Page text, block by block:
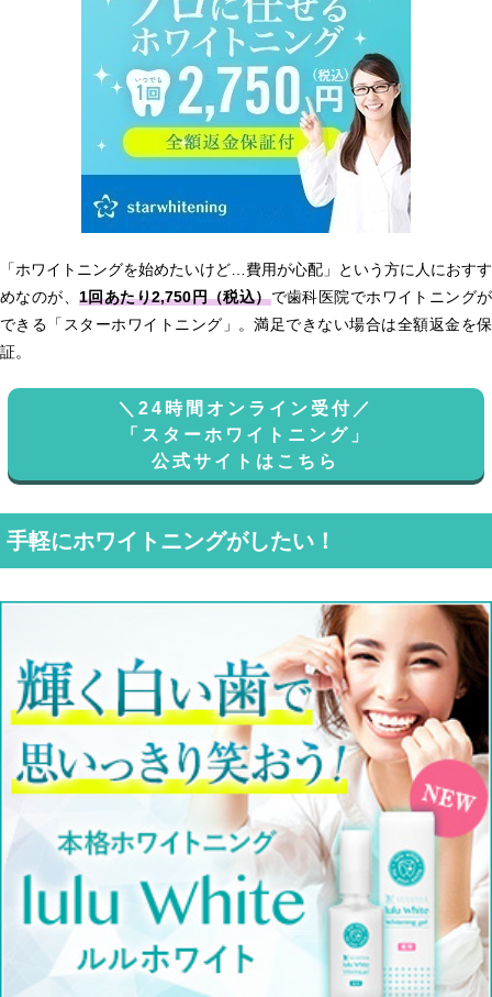
「ホワイトニングを始めたいけど…費用が心配」という方に人におすす
めなのが、1回あたり2,750円（税込）で歯科医院でホワイトニングが
できる「スターホワイトニング」。満足できない場合は全額返金を保
証。
＼24時間オンライン受付／
「スターホワイトニング」
公式サイトはこちら
手軽にホワイトニングがしたい！